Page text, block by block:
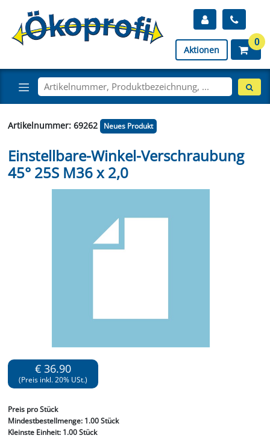
Aktionen
0
Artikelnummer: 69262 Neues Produkt
Einstellbare-Winkel-Verschraubung
45° 25S M36 x 2,0
€ 36.90
(Preis inkl. 20% USt.)
Preis pro Stück
Mindestbestellmenge: 1.00 Stück
Kleinste Einheit:1.00 Stück